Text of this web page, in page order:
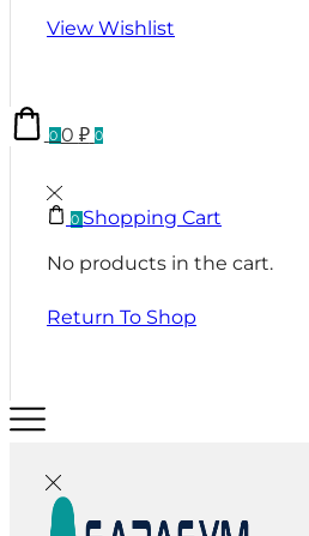
View Wishlist
00 ₽ 0
0 Shopping Cart
No products in the cart.
Return To Shop